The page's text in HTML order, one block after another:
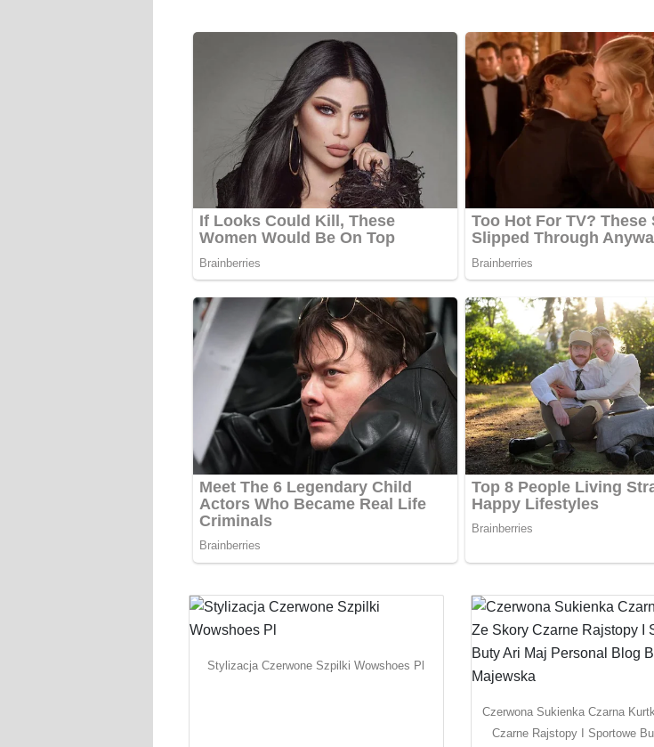
Stylizacja Czerwone Szpilki Wowshoes Pl
Czerwona Sukienka Czarna
Czarne Rajstopy I Sportowe